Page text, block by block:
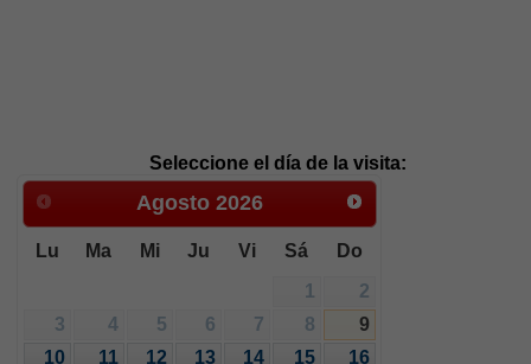
Seleccione el día de la visita:
Agosto 2026
Lu Ma Mi Ju Vi Sá Do
1
2
3
4 5 6 7 8
9
10
11 12 13 14 15
16